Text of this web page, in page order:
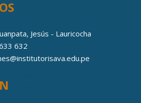
Jesús - Lauricocha
632